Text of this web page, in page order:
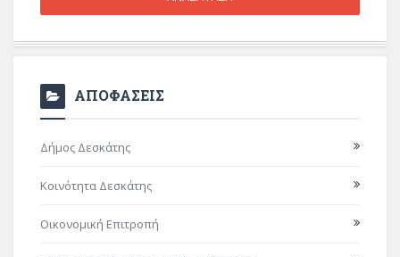
ΑΠΟΦΑΣΕΙΣ
Δήμος Δεσκάτης
Κοινότητα Δεσκάτης
Οικονομική Επιτροπή